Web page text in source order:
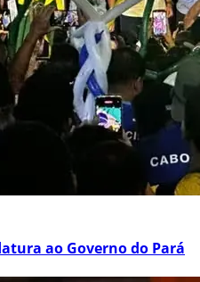
ao Governo do Pará